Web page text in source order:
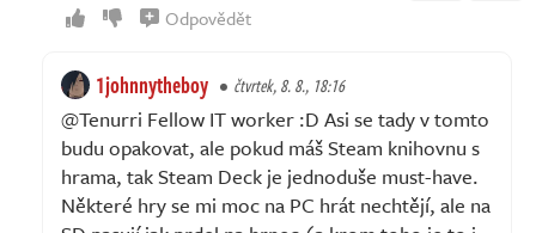
Odpovědět
1johnnytheboy čtvrtek, 8. 8., 18:16
@Tenurri Fellow IT worker :D Asi se tady v tomto
budu opakovat, ale pokud máš Steam knihovnu s
hrama, tak Steam Deck je jednoduše must-have.
Některé hry se mi moc na PC hrát nechtějí, ale na